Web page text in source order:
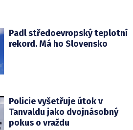
Padl středoevropský teplotní
rekord. Má ho Slovensko
Policie vyšetřuje útok v
Tanvaldu jako dvojnásobný
pokus o vraždu